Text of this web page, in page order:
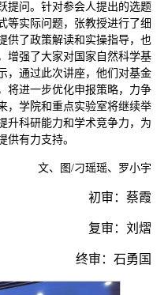
提问。针对参会人提出的选题
等实际问题，张教授进行了细
供了政策解读和实操指导，也
增强了大家对国家自然科学基
，通过此次讲座，他们对基金
将进一步优化申报策略，力争
，学院和重点实验室将继续举
升科研能力和学术竞争力，为
供有力支持。
文、图/刁瑶瑶、罗小宇
初审：蔡霞
复审：刘熠
终审：石勇国